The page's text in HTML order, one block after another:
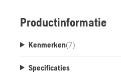
Productinformatie
Kenmerken(7)
Specificaties